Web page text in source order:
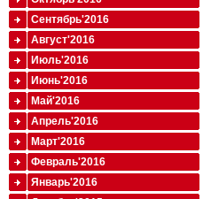
Сентябрь'2016
Август'2016
Июль'2016
Июнь'2016
Май'2016
Апрель'2016
Март'2016
Февраль'2016
Январь'2016